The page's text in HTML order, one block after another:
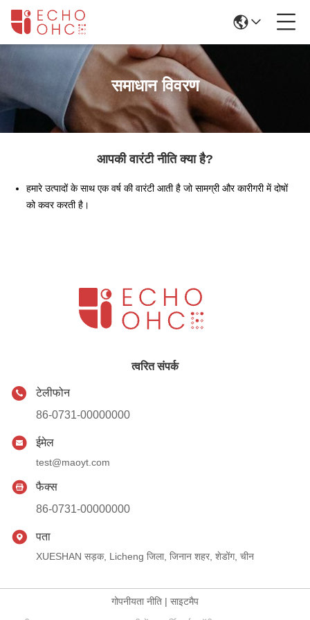
समाधान विवरण
आपकी वारंटी नीति क्या है?
हमारे उत्पादों के साथ एक वर्ष की वारंटी आती है जो सामग्री और कारीगरी में दोषों
को कवर करती है।
त्वरित संपर्क
टेलीफोन
86-0731-00000000
ईमेल
test@maoyt.com
फैक्स
86-0731-00000000
पता
XUESHAN सड़क, Licheng जिला, जिनान शहर, शेडोंग, चीन
गोपनीयता नीति | साइटमैप